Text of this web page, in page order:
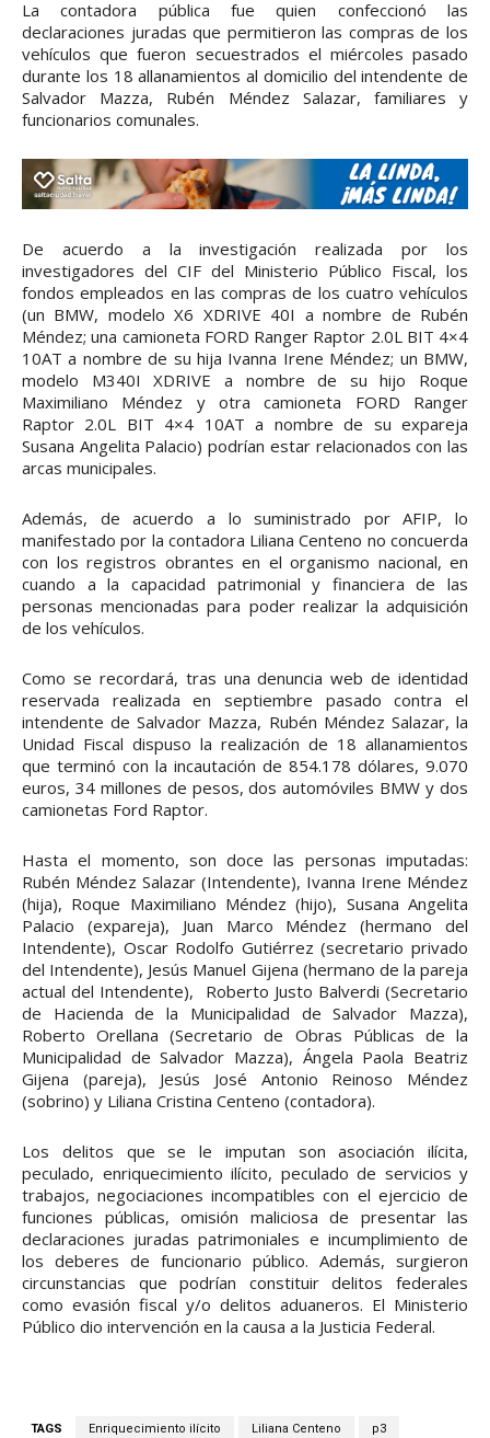
La contadora pública fue quien confeccionó las
declaraciones juradas que permitieron las compras de los
vehículos que fueron secuestrados el miércoles pasado
durante los 18 allanamientos al domicilio del intendente de
Salvador Mazza, Rubén Méndez Salazar, familiares y
funcionarios comunales.
De acuerdo a la investigación realizada por los
investigadores del CIF del Ministerio Público Fiscal, los
fondos empleados en las compras de los cuatro vehículos
(un BMW, modelo X6 XDRIVE 40I a nombre de Rubén
Méndez; una camioneta FORD Ranger Raptor 2.0L BIT 4×4
10AT a nombre de su hija Ivanna Irene Méndez; un BMW,
modelo M340I XDRIVE a nombre de su hijo Roque
Maximiliano Méndez y otra camioneta FORD Ranger
Raptor 2.0L BIT 4×4 10AT a nombre de su expareja
Susana Angelita Palacio) podrían estar relacionados con las
arcas municipales.
Además, de acuerdo a lo suministrado por AFIP, lo
manifestado por la contadora Liliana Centeno no concuerda
con los registros obrantes en el organismo nacional, en
cuando a la capacidad patrimonial y financiera de las
personas mencionadas para poder realizar la adquisición
de los vehículos.
Como se recordará, tras una denuncia web de identidad
reservada realizada en septiembre pasado contra el
intendente de Salvador Mazza, Rubén Méndez Salazar, la
Unidad Fiscal dispuso la realización de 18 allanamientos
que terminó con la incautación de 854.178 dólares, 9.070
euros, 34 millones de pesos, dos automóviles BMW y dos
camionetas Ford Raptor.
Hasta el momento, son doce las personas imputadas:
Rubén Méndez Salazar (Intendente), Ivanna Irene Méndez
(hija), Roque Maximiliano Méndez (hijo), Susana Angelita
Palacio (expareja), Juan Marco Méndez (hermano del
Intendente), Oscar Rodolfo Gutiérrez (secretario privado
del Intendente), Jesús Manuel Gijena (hermano de la pareja
actual del Intendente), Roberto Justo Balverdi (Secretario
de Hacienda de la Municipalidad de Salvador Mazza),
Roberto Orellana (Secretario de Obras Públicas de la
Municipalidad de Salvador Mazza), Ángela Paola Beatriz
Gijena (pareja), Jesús José Antonio Reinoso Méndez
(sobrino) y Liliana Cristina Centeno (contadora).
Los delitos que se le imputan son asociación ilícita,
peculado, enriquecimiento ilícito, peculado de servicios y
trabajos, negociaciones incompatibles con el ejercicio de
funciones públicas, omisión maliciosa de presentar las
declaraciones juradas patrimoniales e incumplimiento de
los deberes de funcionario público. Además, surgieron
circunstancias que podrían constituir delitos federales
como evasión fiscal y/o delitos aduaneros. El Ministerio
Público dio intervención en la causa a la Justicia Federal.
TAGS Enriquecimiento ilícito Liliana Centeno p3